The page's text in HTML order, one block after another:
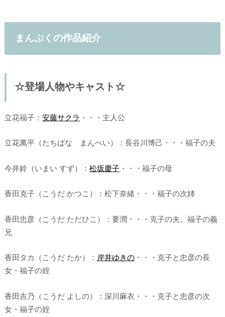
まんぷくの作品紹介
☆登場人物やキャスト☆
立花福子： 安藤サクラ ・・・主人公
立花萬平（たちばな まんぺい）：長谷川博己・・・福子の夫
今井鈴（いまい すず）： 松坂慶子・・・福子の母
香田克子（こうだ かつこ）：松下奈緒・・・福子の次姉
香田忠彦（こうだ ただひこ）：要潤・・・克子の夫。福子の義
兄
香田タカ（こうだ たか）： 岸井ゆきの・・・克子と忠彦の長
女・福子の姪
香田吉乃（こうだ よしの）：深川麻衣・・・克子と忠彦の次
女・福子の姪